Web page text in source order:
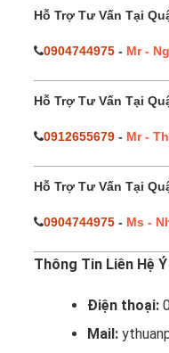
Hỗ Trợ Tư Vấn Tại
0904744975 - Mr -
Hỗ Trợ Tư Vấn Tại
0912655679 - Mr -
Hỗ Trợ Tư Vấn Tại
0904744975 - Ms -
Thông Tin Liên Hệ
Điện thoại:
Mail: